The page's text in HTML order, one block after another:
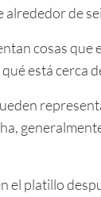
de
cosas
está cerca
el platillo